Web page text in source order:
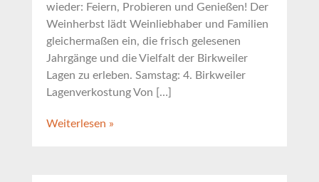
wieder: Feiern, Probieren und Genießen! Der
Weinherbst lädt Weinliebhaber und Familien
gleichermaßen ein, die frisch gelesenen
Jahrgänge und die Vielfalt der Birkweiler
Lagen zu erleben. Samstag: 4. Birkweiler
Lagenverkostung Von […]
Weiterlesen »